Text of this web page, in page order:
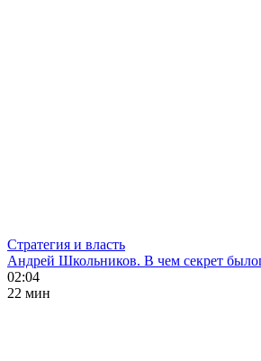
Стратегия и власть
Андрей Школьников. В чем секрет
02:04
22 мин